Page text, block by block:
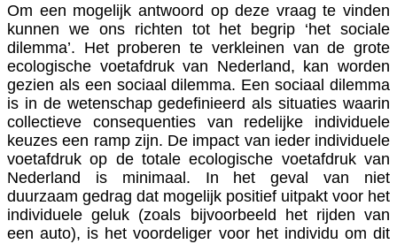
Om een mogelijk antwoord op deze vraag te vinden
kunnen we ons richten tot het begrip ‘het sociale
dilemma’. Het proberen te verkleinen van de grote
ecologische voetafdruk van Nederland, kan worden
gezien als een sociaal dilemma. Een sociaal dilemma
is in de wetenschap gedefinieerd als situaties waarin
collectieve consequenties van redelijke individuele
keuzes een ramp zijn. De impact van ieder individuele
voetafdruk op de totale ecologische voetafdruk van
Nederland is minimaal. In het geval van niet
duurzaam gedrag dat mogelijk positief uitpakt voor het
individuele geluk (zoals bijvoorbeeld het rijden van
een auto), is het voordeliger voor het individu om dit